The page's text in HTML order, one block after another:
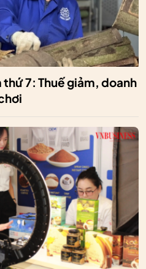
thứ 7: Thuế giảm, doanh